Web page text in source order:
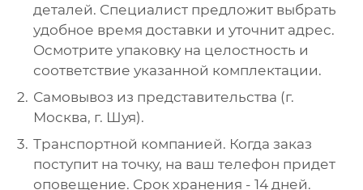
деталей. Специалист предложит выбрать
удобное время доставки и уточнит адрес.
Осмотрите упаковку на целостность и
соответствие указанной комплектации.
Самовывоз из представительства (г.
Москва, г. Шуя).
Транспортной компанией. Когда заказ
поступит на точку, на ваш телефон придет
оповещение. Срок хранения - 14 дней.